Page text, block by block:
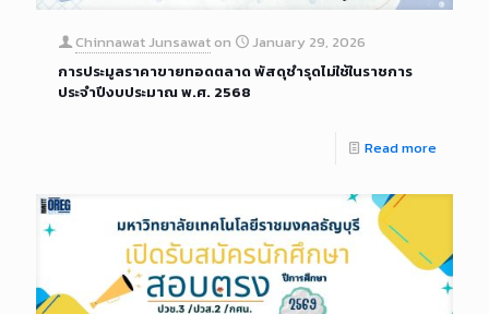
Chinnawat Junsawat on
January 29, 2026
การประมูลราคาขายทอดตลาด พัสดุชำรุดไม่ใช้ในราชการ
ประจำปีงบประมาณ พ.ศ. 2568
Read more